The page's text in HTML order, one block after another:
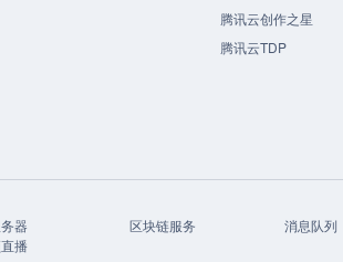
腾讯云创作之星
腾讯云TDP
器 区块链服务 消息队列
播